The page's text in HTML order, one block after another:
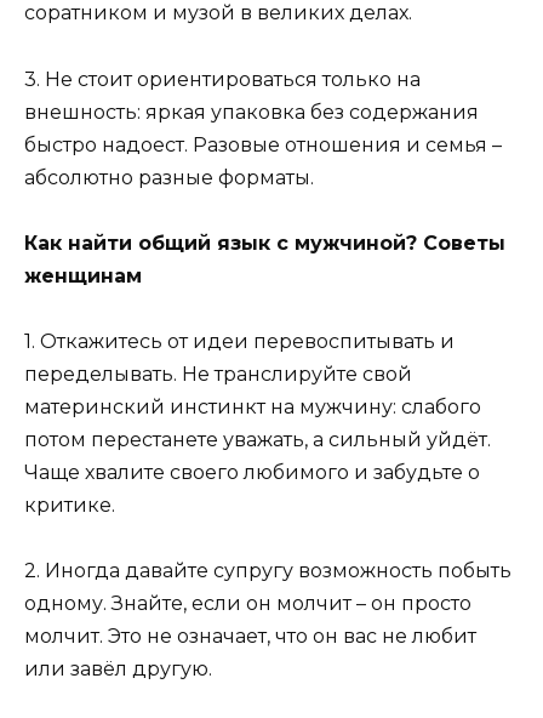
соратником и музой в великих делах.
3. Не стоит ориентироваться только на
внешность: яркая упаковка без содержания
быстро надоест. Разовые отношения и семья –
абсолютно разные форматы.
Как найти общий язык с мужчиной? Советы
женщинам
1. Откажитесь от идеи перевоспитывать и
переделывать. Не транслируйте свой
материнский инстинкт на мужчину: слабого
потом перестанете уважать, а сильный уйдёт.
Чаще хвалите своего любимого и забудьте о
критике.
2. Иногда давайте супругу возможность побыть
одному. Знайте, если он молчит – он просто
молчит. Это не означает, что он вас не любит
или завёл другую.